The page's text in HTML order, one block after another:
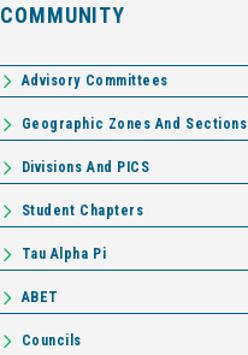
COMMUNITY
Advisory Committees
Geographic Zones And Sections
Divisions And PICS
Student Chapters
Tau Alpha Pi
ABET
Councils